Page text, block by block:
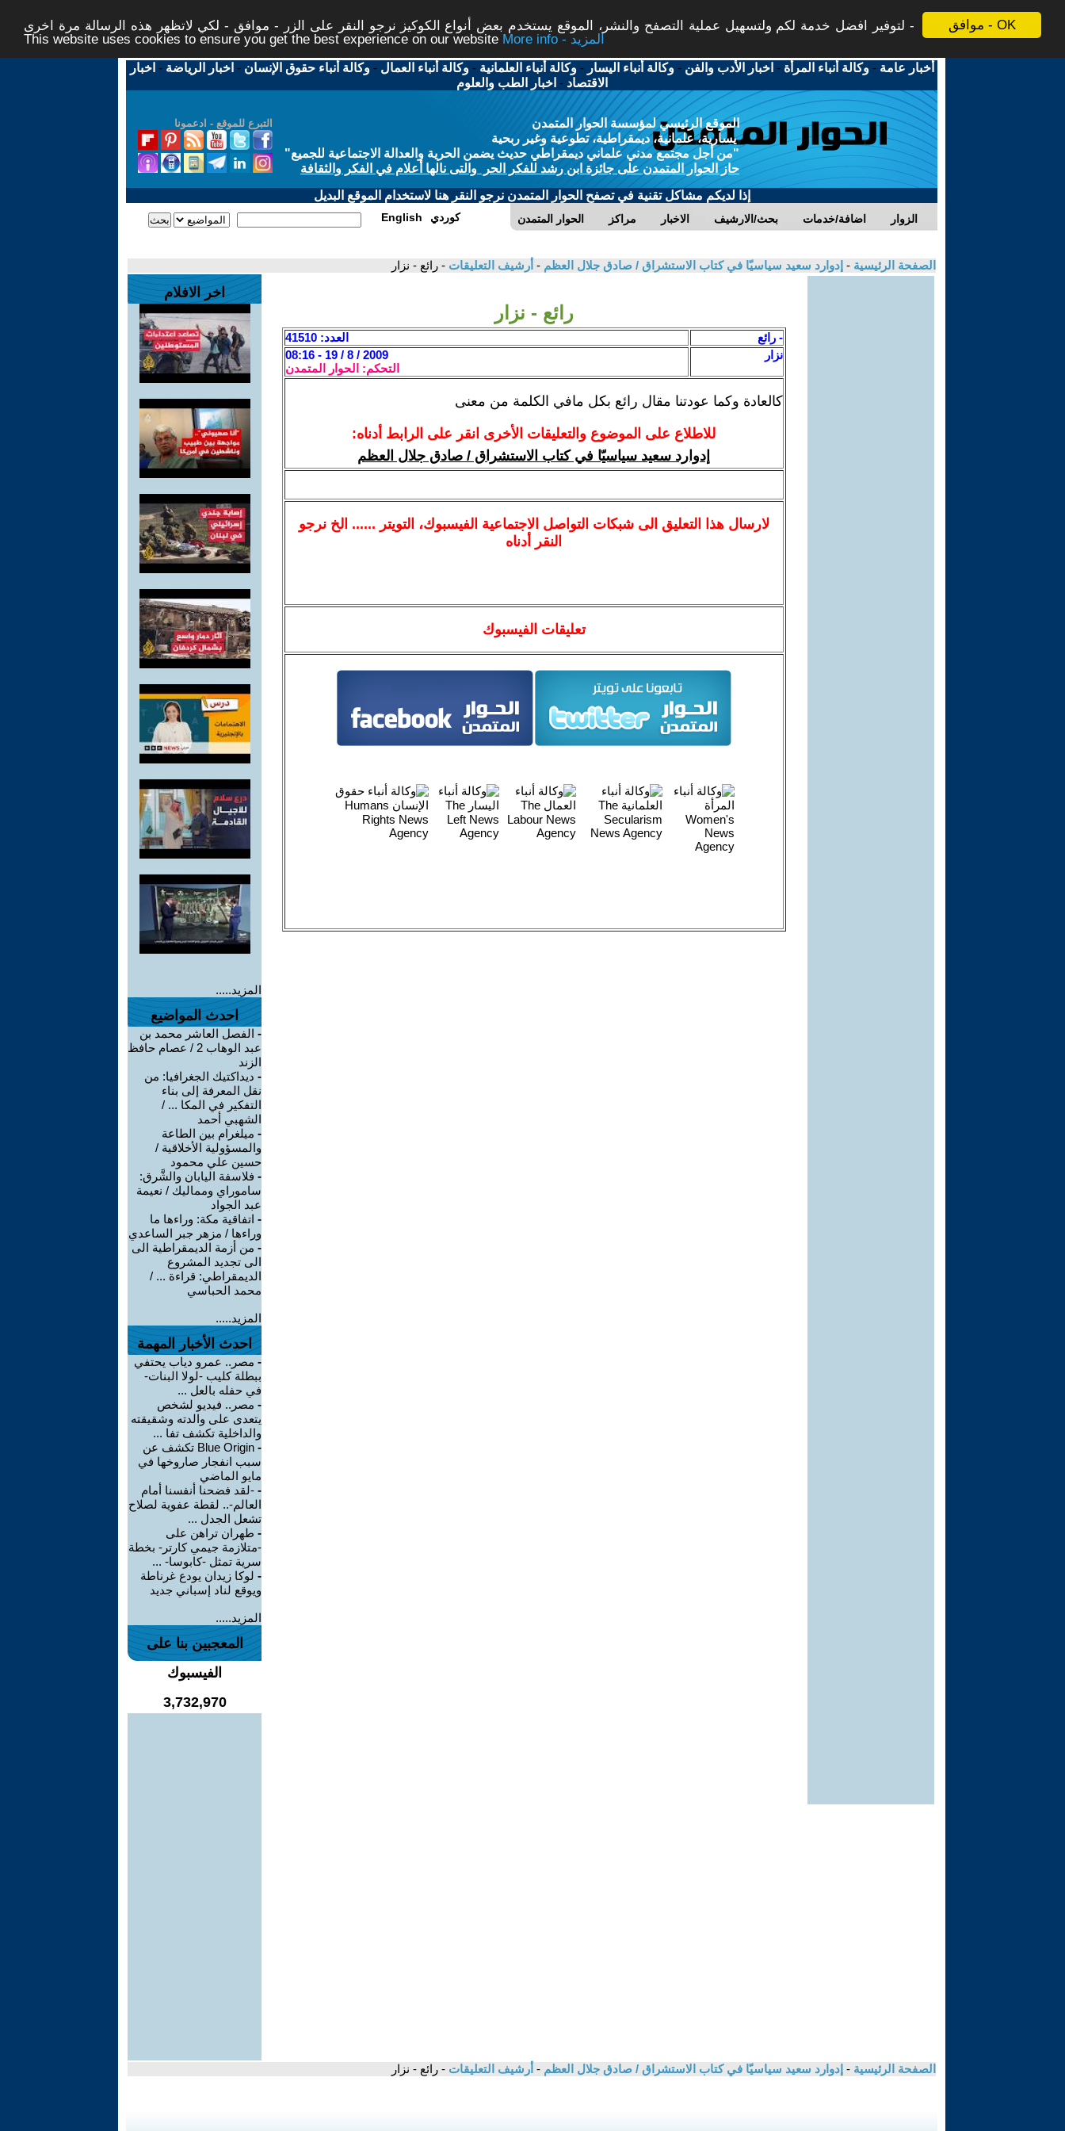
موافق - OK
لتوفير افضل خدمة لكم ولتسهيل عملية التصفح والنشر، الموقع يستخدم بعض أنواع الكوكيز نرجو النقر على الزر - موافق - لكي لاتظهر هذه الرسالة مرة اخرى -
This website uses cookies to ensure you get the best experience on our website
More info - المزيد
أخبار عامة -وكالة أنباء المرأة - اخبار الأدب والفن -وكالة أنباء اليسار -وكالة أنباء العلمانية -وكالة أنباء العمال -وكالة أنباء حقوق الإنسان - اخبار الرياضة - اخبار
الاقتصاد - اخبار الطب والعلوم
التبرع للموقع - ادعمونا
الموقع الرئيسي لمؤسسة الحوار المتمدن
يسارية، علمانية، ديمقراطية، تطوعية وغير ربحية
"من أجل مجتمع مدني علماني ديمقراطي حديث يضمن الحرية والعدالة الاجتماعية للجميع"
حاز الحوار المتمدن على جائزة ابن رشد للفكر الحر والتى نالها أعلام في الفكر والثقافة
إذا لديكم مشاكل تقنية في تصفح الحوار المتمدن نرجو النقر هنا لاستخدام الموقع البديل
الحوار المتمدن مراكز الاخبار بحث/الارشيف اضافة/خدمات الزوار English كوردي
الصفحة الرئيسية - إدوارد سعيد سياسيّا في كتاب الاستشراق / صادق جلال العظم - أرشيف التعليقات - رائع - نزار
رائع - نزار
- رائع
العدد: 41510
نزار
2009 / 8 / 19 - 08:16
التحكم: الحوار المتمدن
كالعادة وكما عودتنا مقال رائع بكل مافي الكلمة من معنى
للاطلاع على الموضوع والتعليقات الأخرى انقر على الرابط أدناه:
إدوارد سعيد سياسيّا في كتاب الاستشراق / صادق جلال العظم
لارسالهذا التعليق الى شبكات التواصل الاجتماعية الفيسبوك، التويتر ...... الخ نرجو
النقر أدناه
تعليقات الفيسبوك
اخر الافلام
المزيد.....
احدث المواضيع
- الفصل العاشر محمد بن
عبد الوهاب 2 / عصام حافظ
الزند
- ديداكتيك الجغرافيا: من
نقل المعرفة إلى بناء
التفكير في المكا ... /
الشهبي أحمد
- ميلغرام بين الطاعة
والمسؤولية الأخلاقية /
حسين علي محمود
- فلاسفة اليابان والشَّرق:
ساموراي ومماليك / نعيمة
عبد الجواد
- اتفاقية مكة: وراءها ما
وراءها / مزهر جبر الساعدي
- من أزمة الديمقراطية الى
الى تجديد المشروع
الديمقراطي: قراءة ... /
محمد الحباسي
المزيد.....
احدث الأخبار المهمة
- مصر.. عمرو دياب يحتفي
ببطلة كليب -لولا البنات-
في حفله بالعل ...
- مصر.. فيديو لشخص
يتعدى على والدته وشقيقته
والداخلية تكشف تفا ...
-
Blue Origin تكشف عن
سبب انفجار صاروخها في
مايو الماضي
- -لقد فضحنا أنفسنا أمام
العالم-.. لقطة عفوية لصلاح
تشعل الجدل ...
- طهران تراهن على
-متلازمة جيمي كارتر- بخطة
سرية تمثل -كابوسا- ...
- لوكا زيدان يودع غرناطة
ويوقع لناد إسباني جديد
المزيد.....
المعجبين بنا على
الفيسبوك
3,732,970
الصفحة الرئيسية - إدوارد سعيد سياسيّا في كتاب الاستشراق / صادق جلال العظم - أرشيف التعليقات - رائع - نزار